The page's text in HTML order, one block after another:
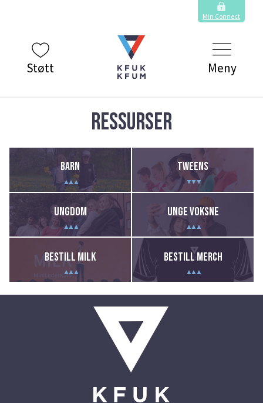
Min Connect
Støtt Meny
RESSURSER
BARN
▲▲▲
TWEENS
▼▼▼
UNGDOM
▲▲▲
UNGE VOKSNE
▲▲▲
BESTILL MILK
▲▲▲
BESTILL MERCH
▲▲▲